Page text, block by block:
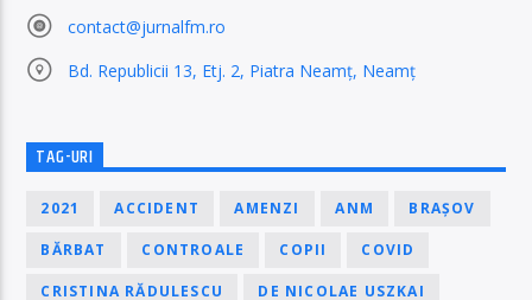
contact@jurnalfm.ro
Bd. Republicii 13, Etj. 2, Piatra Neamț, Neamț
TAG-URI
2021 ACCIDENT AMENZI ANM BRAȘOV
BĂRBAT CONTROALE COPII COVID
CRISTINA RĂDULESCU DE NICOLAE USZKAI